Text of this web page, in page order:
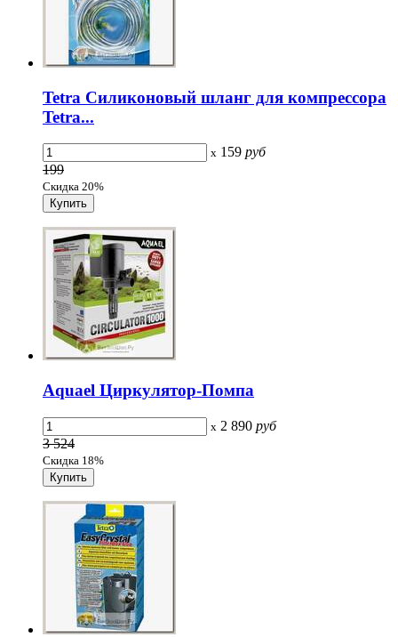
Tetra Силиконовый шланг для компрессора
Tetra...
x 159 руб
199
Скидка 20%
Aquael Циркулятор-Помпа
x 2 890 руб
3 524
Скидка 18%